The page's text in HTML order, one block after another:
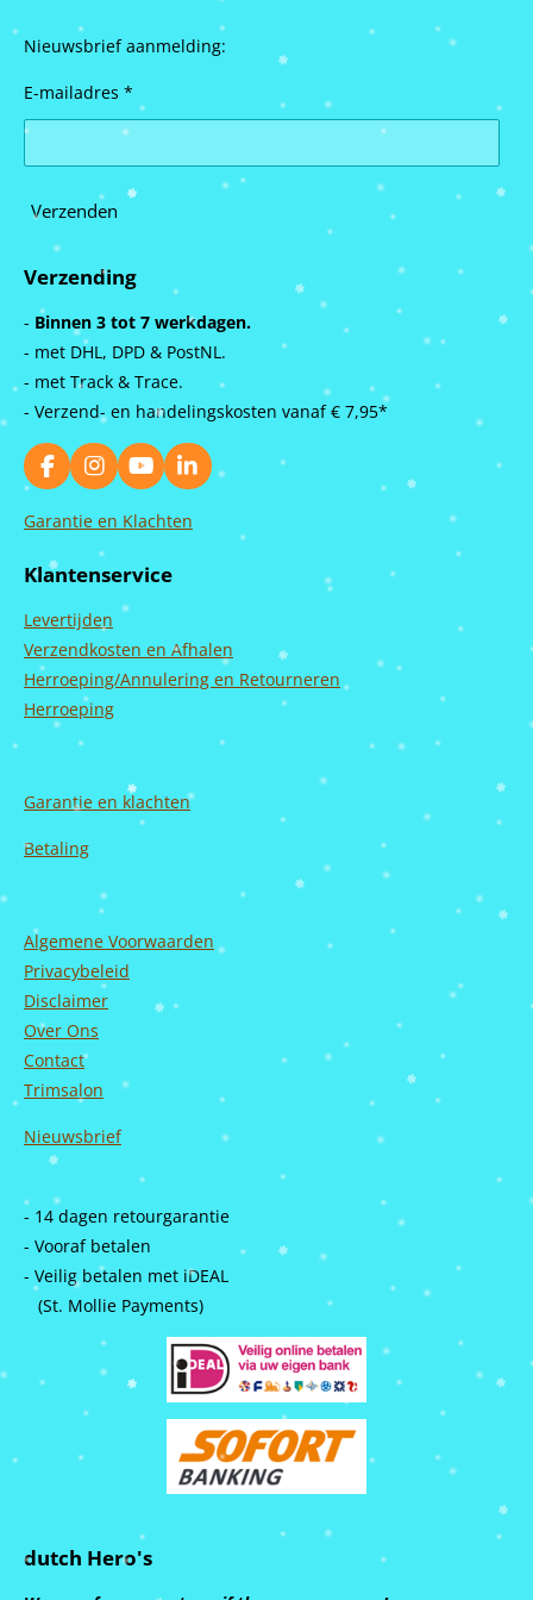
Nieuwsbrief aanmelding:
E-mailadres *
Verzenden
Verzending
- Binnen 3 tot 7 werkdagen.
- met DHL, DPD & PostNL.
- met Track & Trace.
- Verzend- en handelingskosten vanaf € 7,95*
F
a
c
b
o
k
I
n
s
a
g
a
m
Y
o
u
u
b
L
i
n
Garantie en Klachten
Klantenservice
Levertijden
Verzendkosten en Afhalen
Herroeping/Annulering en Retourneren
Herroeping
Garantie en klachten
Betaling
Algemene Voorwaarden
Privacybeleid
Disclaimer
Over Ons
Contact
Trimsalon
Nieuwsbrief
- 14 dagen retourgarantie
- Vooraf betalen
- Veilig betalen met iDEAL
(St. Mollie Payments)
dutch Hero's